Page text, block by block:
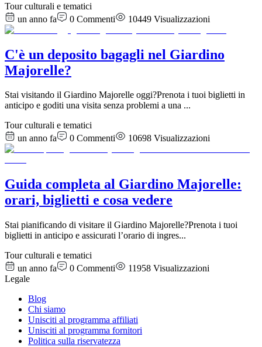
Tour culturali e tematici
un anno fa
0 Commenti 10449 Visualizzazioni
C'è un deposito bagagli nel Giardino
Majorelle?
Stai visitando il Giardino Majorelle oggi?Prenota i tuoi biglietti in
anticipo e goditi una visita senza problemi a una ...
Tour culturali e tematici
un anno fa
0 Commenti 10698 Visualizzazioni
Guida completa al Giardino Majorelle:
orari, biglietti e cosa vedere
Stai pianificando di visitare il Giardino Majorelle?Prenota i tuoi
biglietti in anticipo e assicurati l’orario di ingres...
Tour culturali e tematici
un anno fa
0 Commenti 11958 Visualizzazioni
Legale
Blog
Chi siamo
Unisciti al programma affiliati
Unisciti al programma fornitori
Politica sulla riservatezza